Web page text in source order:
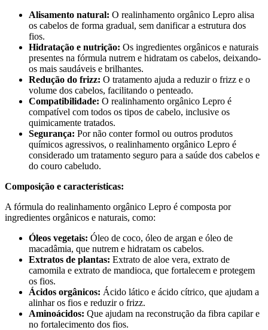
Alisamento natural: O realinhamento orgânico Lepro alisa
os cabelos de forma gradual, sem danificar a estrutura dos
fios.
Hidratação e nutrição: Os ingredientes orgânicos e naturais
presentes na fórmula nutrem e hidratam os cabelos, deixando-
os mais saudáveis e brilhantes.
Redução do frizz: O tratamento ajuda a reduzir o frizz e o
volume dos cabelos, facilitando o penteado.
Compatibilidade: O realinhamento orgânico Lepro é
compatível com todos os tipos de cabelo, inclusive os
quimicamente tratados.
Segurança: Por não conter formol ou outros produtos
químicos agressivos, o realinhamento orgânico Lepro é
considerado um tratamento seguro para a saúde dos cabelos e
do couro cabeludo.
Composição e características:
A fórmula do realinhamento orgânico Lepro é composta por
ingredientes orgânicos e naturais, como:
Óleos vegetais: Óleo de coco, óleo de argan e óleo de
macadâmia, que nutrem e hidratam os cabelos.
Extratos de plantas: Extrato de aloe vera, extrato de
camomila e extrato de mandioca, que fortalecem e protegem
os fios.
Ácidos orgânicos: Ácido lático e ácido cítrico, que ajudam a
alinhar os fios e reduzir o frizz.
Aminoácidos: Que ajudam na reconstrução da fibra capilar e
no fortalecimento dos fios.